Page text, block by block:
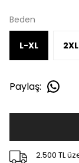
Beden
L-XL 2XL
Paylaş:
2.500 TL